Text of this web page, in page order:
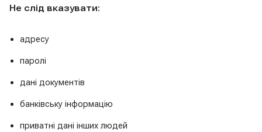
Не слід вказувати:
адресу
паролі
дані документів
банківську інформацію
приватні дані інших людей